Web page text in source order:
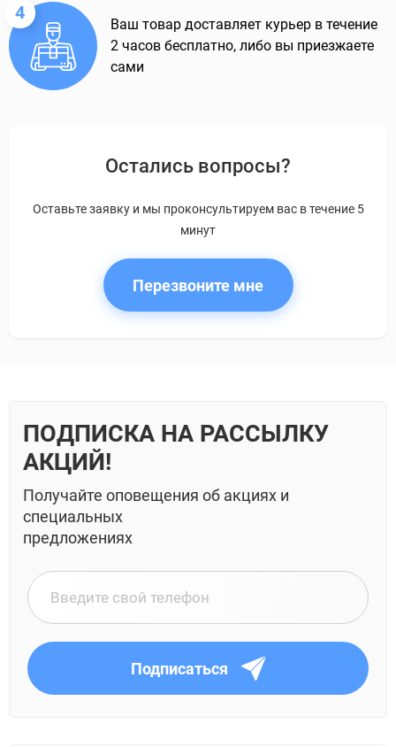
4
Ваш товар доставляет курьер в течение
2 часов бесплатно, либо вы приезжаете
сами
Остались вопросы?
Оставьте заявку и мы проконсультируем вас в течение 5
минут
Перезвоните мне
ПОДПИСКА НА РАССЫЛКУ
АКЦИЙ!
Получайте оповещения об акциях и
специальных
предложениях
Подписаться